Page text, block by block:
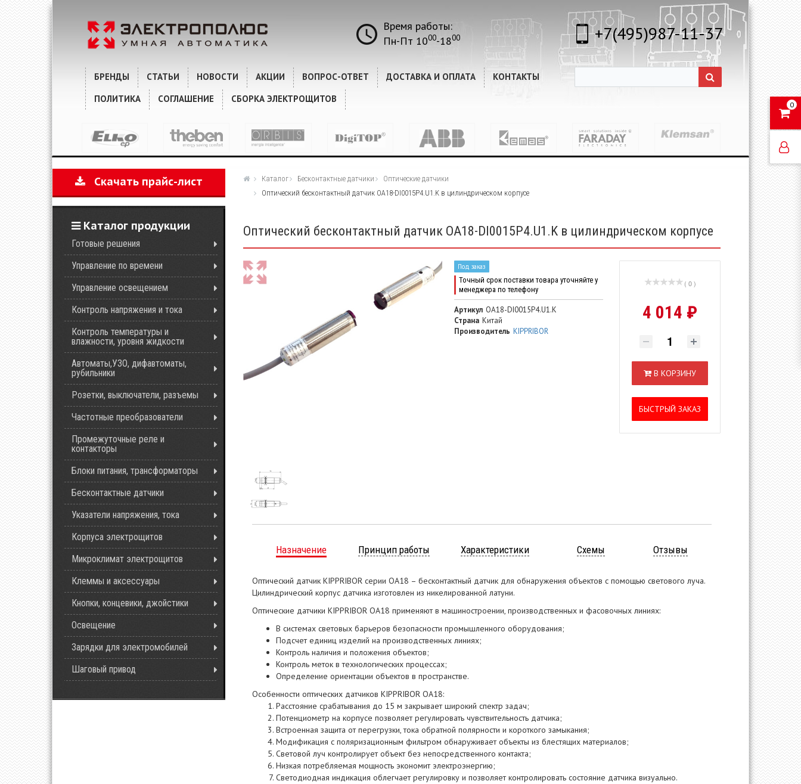
0
Время работы:
Пн-Пт 1000-1800 +7(495)987-11-37
БРЕНДЫ СТАТЬИ НОВОСТИ АКЦИИ ВОПРОС-ОТВЕТ ДОСТАВКА И ОПЛАТА
КОНТАКТЫ
ПОЛИТИКА
СОГЛАШЕНИЕ СБОРКА ЭЛЕКТРОЩИТОВ
Скачать прайс-лист
Каталог продукции
Готовые решения
Управление по времени
Управление освещением
Контроль напряжения и тока
Контроль температуры и
влажности, уровня жидкости
Автоматы,УЗО, дифавтоматы,
рубильники
Розетки, выключатели, разъемы
Частотные преобразователи
Промежуточные реле и
контакторы
Блоки питания, трансформаторы
Бесконтактные датчики
Указатели напряжения, тока
Корпуса электрощитов
Микроклимат электрощитов
Клеммы и аксессуары
Кнопки, концевики, джойстики
Освещение
Зарядки для электромобилей
Шаговый привод
Каталог Бесконтактные датчики
Оптические датчики
Оптический бесконтактный датчик OA18-DI0015P4.U1.K в цилиндрическом корпусе
Оптический бесконтактный датчик OA18-DI0015P4.U1.K в цилиндрическом корпусе
( 0 )
4 014 ₽
В КОРЗИНУ
БЫСТРЫЙ ЗАКАЗ
Под заказ
Точный срок поставки товара уточняйте у
менеджера по телефону
Артикул OA18-DI0015P4.U1.K
Страна Китай
Производитель KIPPRIBOR
Назначение Принцип работы Характеристики Схемы Отзывы
Оптический датчик KIPPRIBOR серии ОА18 – бесконтактный датчик для обнаружения объектов с помощью светового луча.
Цилиндрический корпус датчика изготовлен из никелированной латуни.
Оптические датчики KIPPRIBOR ОА18 применяют в машиностроении, производственных и фасовочных линиях:
В системах световых барьеров безопасности промышленного оборудования;
Подсчет единиц изделий на производственных линиях;
Контроль наличия и положения объектов;
Контроль меток в технологических процессах;
Определение ориентации объектов в пространстве.
Особенности оптических датчиков KIPPRIBOR OA18:
Расстояние срабатывания до 15 м закрывает широкий спектр задач;
Потенциометр на корпусе позволяет регулировать чувствительность датчика;
Встроенная защита от перегрузки, тока обратной полярности и короткого замыкания;
Модификация с поляризационным фильтром обнаруживает объекты из блестящих материалов;
Световой луч контролирует объект без непосредственного контакта;
Низкая потребляемая мощность экономит электроэнергию;
Светодиодная индикация облегчает регулировку и позволяет контролировать состояние датчика визуально.